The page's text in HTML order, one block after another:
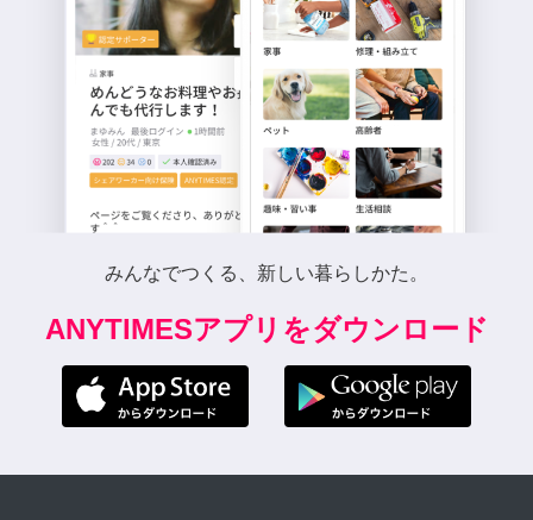
みんなでつくる、新しい暮らしかた。
ANYTIMESアプリをダウンロード